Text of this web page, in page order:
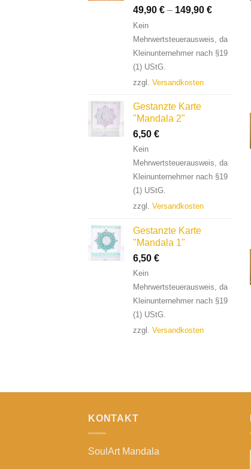
49,90 € – 149,90 €
Kein
Mehrwertsteuerausweis, da
Kleinunternehmer nach §19
(1) UStG.
zzgl. Versandkosten
Gestanzte Karte
"Mandala 2"
6,50 €
Kein
Mehrwertsteuerausweis, da
Kleinunternehmer nach §19
(1) UStG.
zzgl. Versandkosten
Gestanzte Karte
"Mandala 1"
6,50 €
Kein
Mehrwertsteuerausweis, da
Kleinunternehmer nach §19
(1) UStG.
zzgl. Versandkosten
KONTAKT
SoulArt Mandala